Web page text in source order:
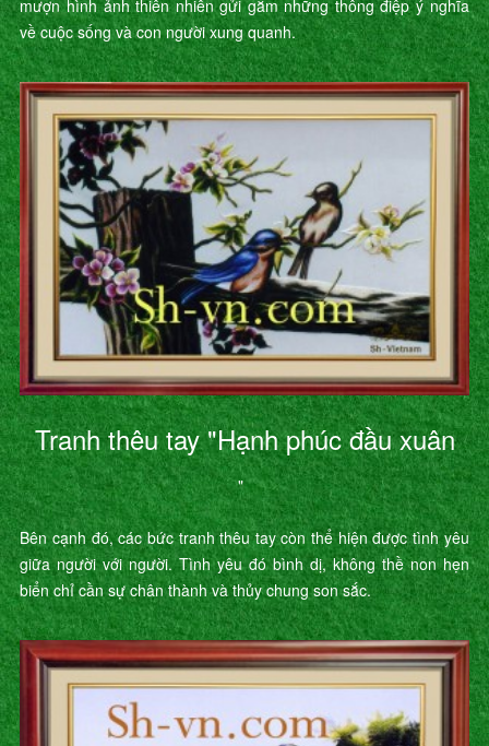
mượn hình ảnh thiên nhiên gửi gắm những thông điệp ý nghĩa
về cuộc sống và con người xung quanh.
Tranh thêu tay "Hạnh phúc đầu xuân
"
Bên cạnh đó, các bức tranh thêu tay còn thể hiện được tình yêu
giữa người với người. Tình yêu đó bình dị, không thề non hẹn
biển chỉ cần sự chân thành và thủy chung son sắc.